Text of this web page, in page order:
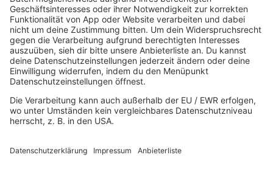
HOME
MUSIK
Playlist
Streams
Rocknews
Band-Alphabet
Rockfakten